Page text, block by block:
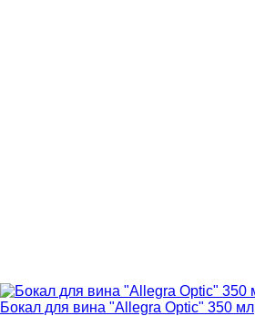
Бокал для вина "Allegra Optic" 350 мл